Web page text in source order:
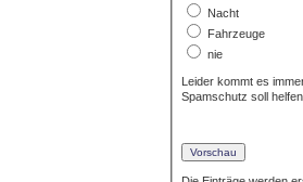
Nacht
Fahrzeuge
nie
Leider kommt es
Spamschutz soll